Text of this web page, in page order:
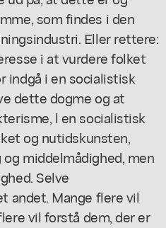
som findes i den
Eller rettere:
i at vurdere folket
indgå i en socialistisk
dette dogme og at
l en socialistisk
og nutidskunsten,
middelmådighed, men
Selve
andet. Mange flere vil
vil forstå dem, der er